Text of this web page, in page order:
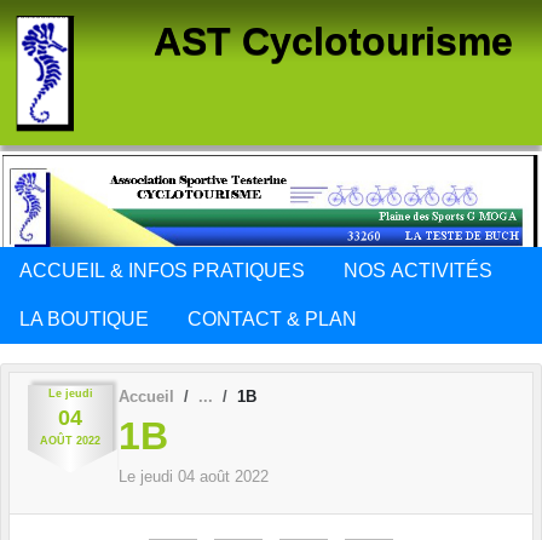
AST Cyclotourisme
ACCUEIL & INFOS PRATIQUES NOS ACTIVITÉS
LA BOUTIQUE CONTACT & PLAN
Le jeudi
04
AOÛT 2022
Accueil 1B
1B
Le jeudi 04 août 2022
Panneau de gestion des cookies